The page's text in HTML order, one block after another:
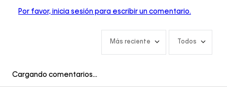
Por favor, inicia sesión para escribir un comentario.
Más reciente Todos
Cargando comentarios…